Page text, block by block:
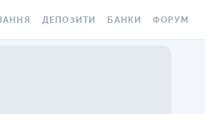
ДЕПОЗИТИ БАНКИ ФОРУМ